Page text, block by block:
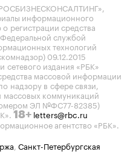
информационного
о регистрации средства
службой
технологий
09.12.2015
издания «РБК»
массовой информации
надзору в сфере связи,
коммуникаций
ЭЛ №ФС77-82385)
18+ letters@rbc.ru
агентство «РБК».
Санкт-Петербургская